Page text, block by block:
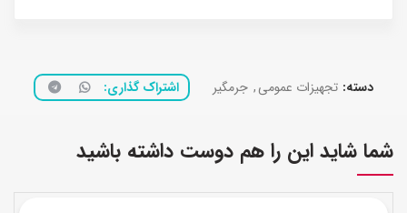
دسته: تجهیزات عمومی, جرمگیر اشتراک گذاری
شما شاید این را هم دوست داشته باشید